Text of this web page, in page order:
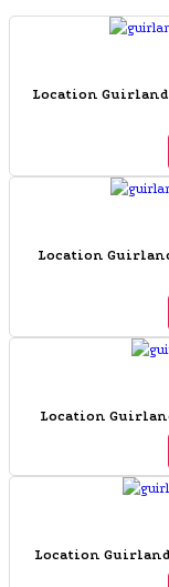
Location
Location
Location
Location